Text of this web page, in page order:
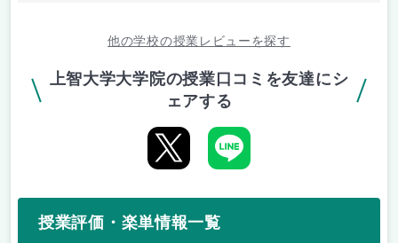
他の学校の授業レビューを探す
上智大学大学院の授業口コミを友達にシ
ェアする
授業評価・楽単情報一覧